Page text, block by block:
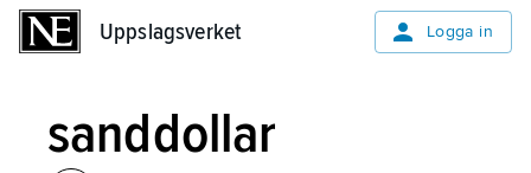
Uppslagsverket Logga in
sanddollar